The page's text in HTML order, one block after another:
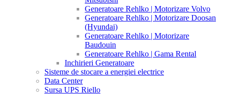
Generatoare Rehlko | Motorizare Volvo
Generatoare Rehlko | Motorizare Doosan
(Hyundai)
Generatoare Rehlko | Motorizare
Baudouin
Generatoare Rehlko | Gama Rental
Inchirieri Generatoare
Sisteme de stocare a energiei electrice
Data Center
Sursa UPS Riello